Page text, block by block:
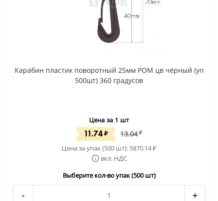
Карабин пластик поворотный 25мм POM цв чёрный (уп
500шт) 360 градусов
Цена за 1 шт
11.74 ₽ 13.04 ₽
Цена за упак (500 шт): 5870.14₽
вкл. НДС
Выберите кол-во упак (500 шт)
- +